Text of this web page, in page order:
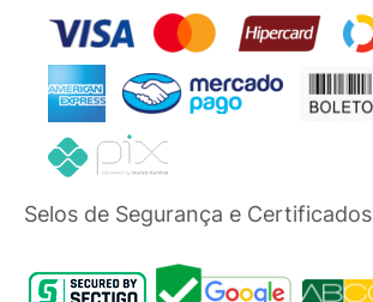
Selos de Segurança e Certificados